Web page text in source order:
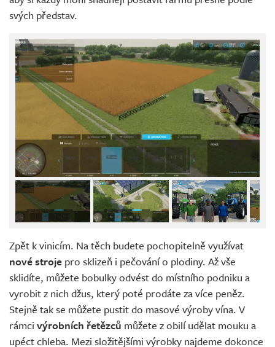
svých představ.
Zpět k vinicím. Na těch budete pochopitelně využívat
nové stroje pro sklizeň i pečování o plodiny. Až vše
sklidíte, můžete bobulky odvést do místního podniku a
vyrobit z nich džus, který poté prodáte za více peněz.
Stejně tak se můžete pustit do masové výroby vína. V
rámci výrobních řetězců můžete z obilí udělat mouku a
upéct chleba. Mezi složitějšími výrobky najdeme dokonce